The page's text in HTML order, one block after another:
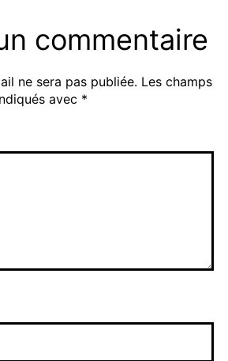
commentaire
ne sera pas publiée. Les champs
avec *